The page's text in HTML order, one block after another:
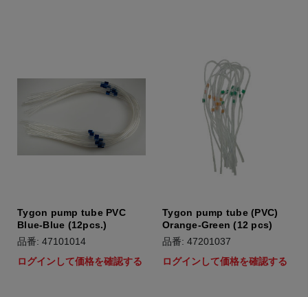
Tygon pump tube PVC
Blue-Blue (12pcs.)
品番: 47101014
ログインして価格を確認する
Tygon pump tube (PVC)
Orange-Green (12 pcs)
品番: 47201037
ログインして価格を確認する